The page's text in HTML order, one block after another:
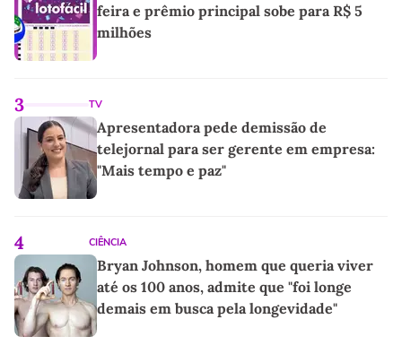
feira e prêmio principal sobe para R$ 5
milhões
3 TV
Apresentadora pede demissão de
telejornal para ser gerente em empresa:
"Mais tempo e paz"
4 CIÊNCIA
Bryan Johnson, homem que queria viver
até os 100 anos, admite que "foi longe
demais em busca pela longevidade"